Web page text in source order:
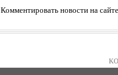
Комментировать новости на